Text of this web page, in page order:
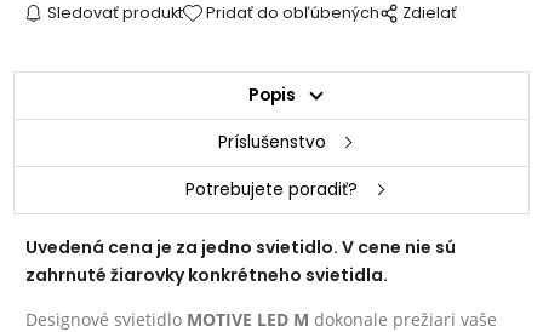
Sledovať produkt Pridať do obľúbených Zdielať
Popis
Príslušenstvo
Potrebujete poradiť?
Uvedená cena je za jedno svietidlo. V cene nie sú
zahrnuté žiarovky konkrétneho svietidla.
Designové svietidlo MOTIVE LED M dokonale prežiari vaše